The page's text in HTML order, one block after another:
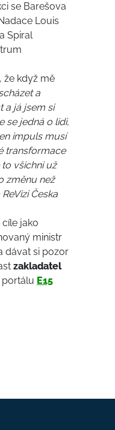
se Barešova
Louis
Spiral
že když mě
a
a já jsem si
se jedná o lidi,
impuls musí
transformace
všichni už
změnu než
Česka
jako
ministr
dávat si pozor
zakladatel
portálu E15